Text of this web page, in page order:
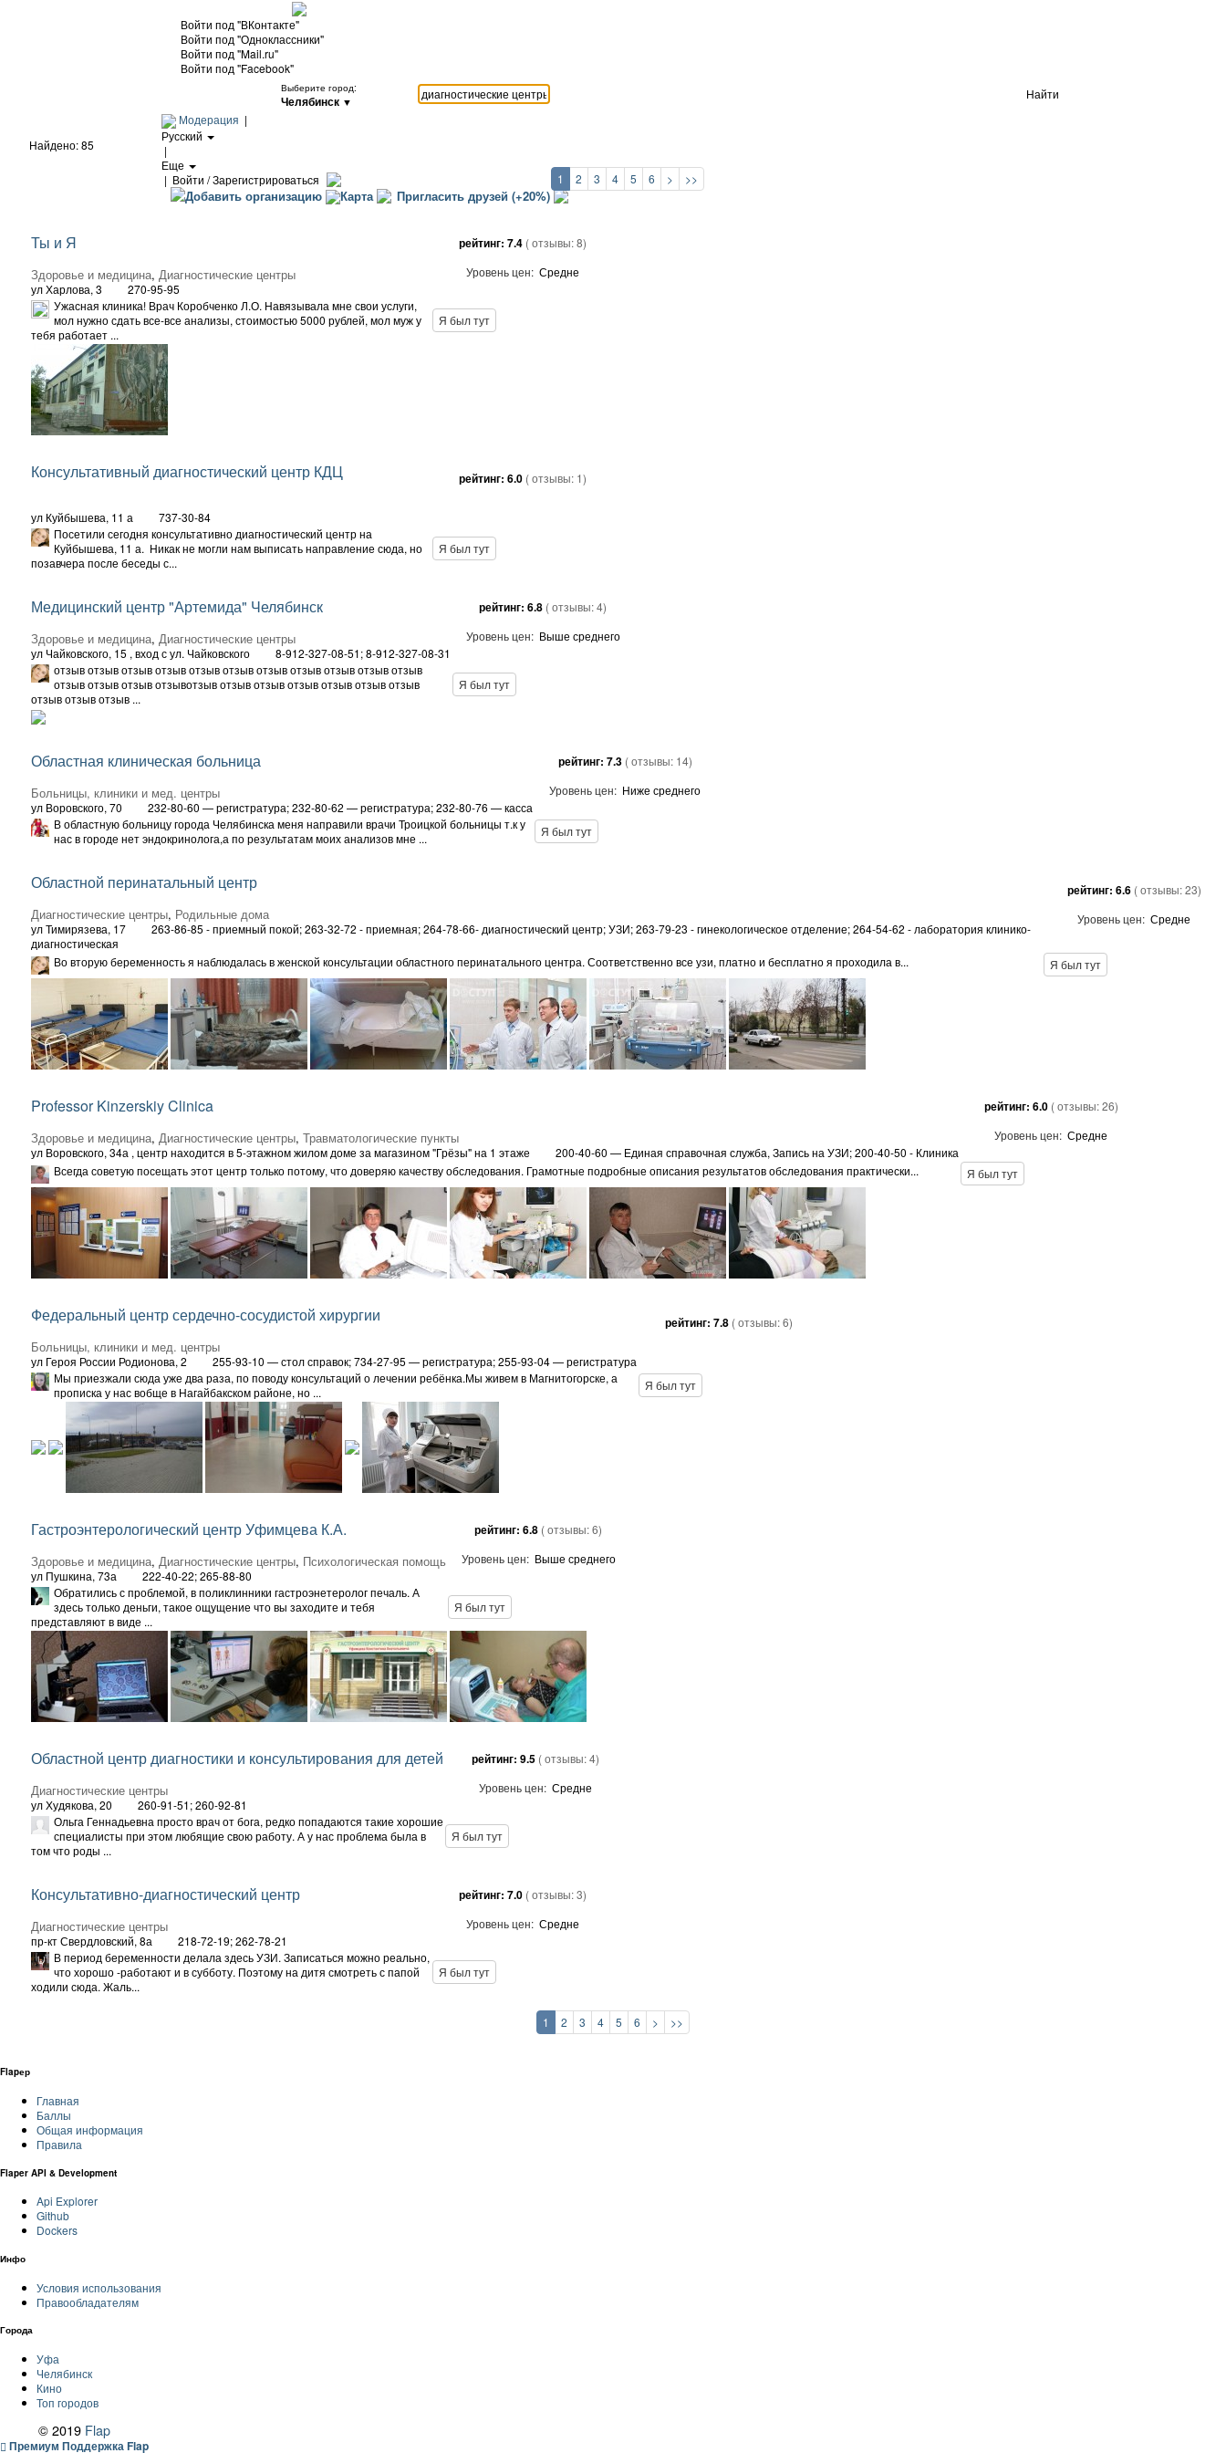
Войти под "ВКонтакте"
Войти под "Одноклассники"
Войти под "Mail.ru"
Войти под "Facebook"
Выберите город:
Челябинск ▼
Найти
Модерация |
Русский
|
Еще
| Войти / Зарегистрироваться
Добавить организацию Карта Пригласить друзей (+20%)
Найдено: 85
1 2 3 4 5 6 > >>
Ты и Я
Здоровье и медицина, Диагностические центры
ул Харлова, 3 270-95-95
рейтинг: 7.4 ( отзывы:8)
Уровень цен: Средне
Ужасная клиника! Врач Коробченко Л.О. Навязывала мне свои услуги,
мол нужно сдать все-все анализы, стоимостью 5000 рублей, мол муж у
тебя работает ...
Я был тут
Консультативный диагностический центр КДЦ
ул Куйбышева, 11 а 737-30-84
рейтинг: 6.0 ( отзывы: 1)
Посетили сегодня консультативно диагностический центр на
Куйбышева, 11 а. Никак не могли нам выписать направление сюда, но
позавчера после беседы с...
Я был тут
Медицинский центр "Артемида" Челябинск
Здоровье и медицина, Диагностические центры
ул Чайковского, 15 , вход с ул. Чайковского 8-912-327-08-51; 8-912-327-08-31
рейтинг: 6.8 ( отзывы:4)
Уровень цен: Выше среднего
отзыв отзыв отзыв отзыв отзыв отзыв отзыв отзыв отзыв отзыв отзыв
отзыв отзыв отзыв отзывотзыв отзыв отзыв отзыв отзыв отзыв отзыв
отзыв отзыв отзыв ...
Я был тут
Областная клиническая больница
Больницы, клиники и мед. центры
ул Воровского, 70 232-80-60 — регистратура; 232-80-62 — регистратура; 232-80-76 — касса
рейтинг: 7.3 ( отзывы: 14)
Уровень цен: Ниже среднего
В областную больницу города Челябинска меня направили врачи Троицкой больницы т.к у
нас в городе нет эндокринолога,а по результатам моих анализов мне ...
Я был тут
Областной перинатальный центр
Диагностические центры, Родильные дома
ул Тимирязева, 17
263-86-85 - приемный покой; 263-32-72 - приемная; 264-78-66- диагностический центр; УЗИ; 263-79-23 - гинекологическое отделение; 264-54-62 - лаборатория клинико-
диагностическая
рейтинг: 6.6 ( отзывы:23)
Уровень цен: Средне
Во вторую беременность я наблюдалась в женской консультации областного перинатального центра. Соответственно все узи, платно и бесплатно я проходила в... Я был тут
Professor Kinzerskiy Clinica
Здоровье и медицина, Диагностические центры, Травматологические пункты
ул Воровского, 34а , центр находится в 5-этажном жилом доме за магазином "Грёзы" на 1 этаже 200-40-60 — Единая справочная служба, Запись на УЗИ; 200-40-50 - Клиника
рейтинг: 6.0 ( отзывы:26)
Уровень цен: Средне
Всегда советую посещать этот центр только потому, что доверяю качеству обследования. Грамотные подробные описания результатов обследования практически... Я был тут
Федеральный центр сердечно-сосудистой хирургии
Больницы, клиники и мед. центры
ул Героя России Родионова, 2 255-93-10 — стол справок; 734-27-95 — регистратура; 255-93-04 — регистратура
рейтинг: 7.8 ( отзывы:6)
Мы приезжали сюда уже два раза, по поводу консультаций о лечении ребёнка.Мы живем в Магнитогорске, а
прописка у нас вобще в Нагайбакском районе, но ...
Я был тут
Гастроэнтерологический центр Уфимцева К.А.
Здоровье и медицина, Диагностические центры, Психологическая помощь
ул Пушкина, 73а 222-40-22; 265-88-80
рейтинг: 6.8 ( отзывы:6)
Уровень цен: Выше среднего
Обратились с проблемой, в поликлинники гастроэнетеролог печаль. А
здесь только деньги, такое ощущение что вы заходите и тебя
представляют в виде ...
Я был тут
Областной центр диагностики и консультирования для детей
Диагностические центры
ул Худякова, 20 260-91-51; 260-92-81
рейтинг: 9.5 ( отзывы:4)
Уровень цен: Средне
Ольга Геннадьевна просто врач от бога, редко попадаются такие хорошие
специалисты при этом любящие свою работу. А у нас проблема была в
том что роды ...
Я был тут
Консультативно-диагностический центр
Диагностические центры
пр-кт Свердловский, 8а 218-72-19; 262-78-21
рейтинг: 7.0 ( отзывы:3)
Уровень цен: Средне
В период беременности делала здесь УЗИ. Записаться можно реально,
что хорошо -работают и в субботу. Поэтому на дитя смотреть с папой
ходили сюда. Жаль...
Я был тут
1 2 3 4 5 6 > >>
Flapер
Главная
Баллы
Общая информация
Правила
Flaper API & Development
Api Explorer
Github
Dockers
Инфо
Условия использования
Правообладателям
Города
Уфа
Челябинск
Кино
Топ городов
© 2019 Flap
Премиум Поддержка Flap